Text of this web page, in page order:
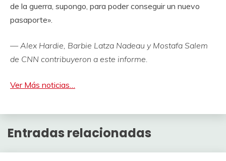
de la guerra, supongo, para poder conseguir un nuevo
pasaporte».
— Alex Hardie, Barbie Latza Nadeau y Mostafa Salem
de CNN contribuyeron a este informe.
Ver Más noticias…
Entradas relacionadas